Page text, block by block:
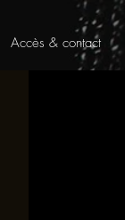
Accès & contact